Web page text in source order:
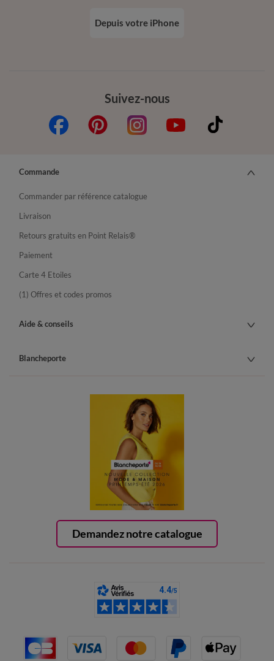
Suivez-nous
Depuis votre iPhone
Demandez notre catalogue
Commande
Commander par référence catalogue
Livraison
Retours gratuits en Point Relais®
Paiement
Carte 4 Etoiles
(1) Offres et codes promos
Aide & conseils
Blancheporte